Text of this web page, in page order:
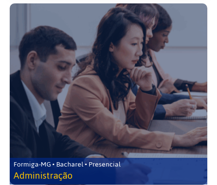
Formiga-MG • Bacharel • Presencial
Administração